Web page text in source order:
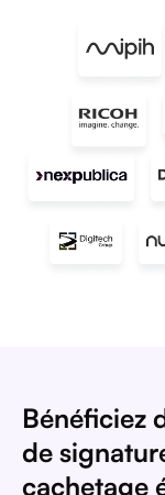
Bénéficiez
de
cachetage